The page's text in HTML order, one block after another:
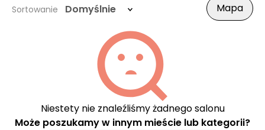
Sortowanie Domyślnie Mapa
Niestety nie znaleźliśmy żadnego salonu
Może poszukamy w innym mieście lub kategorii?